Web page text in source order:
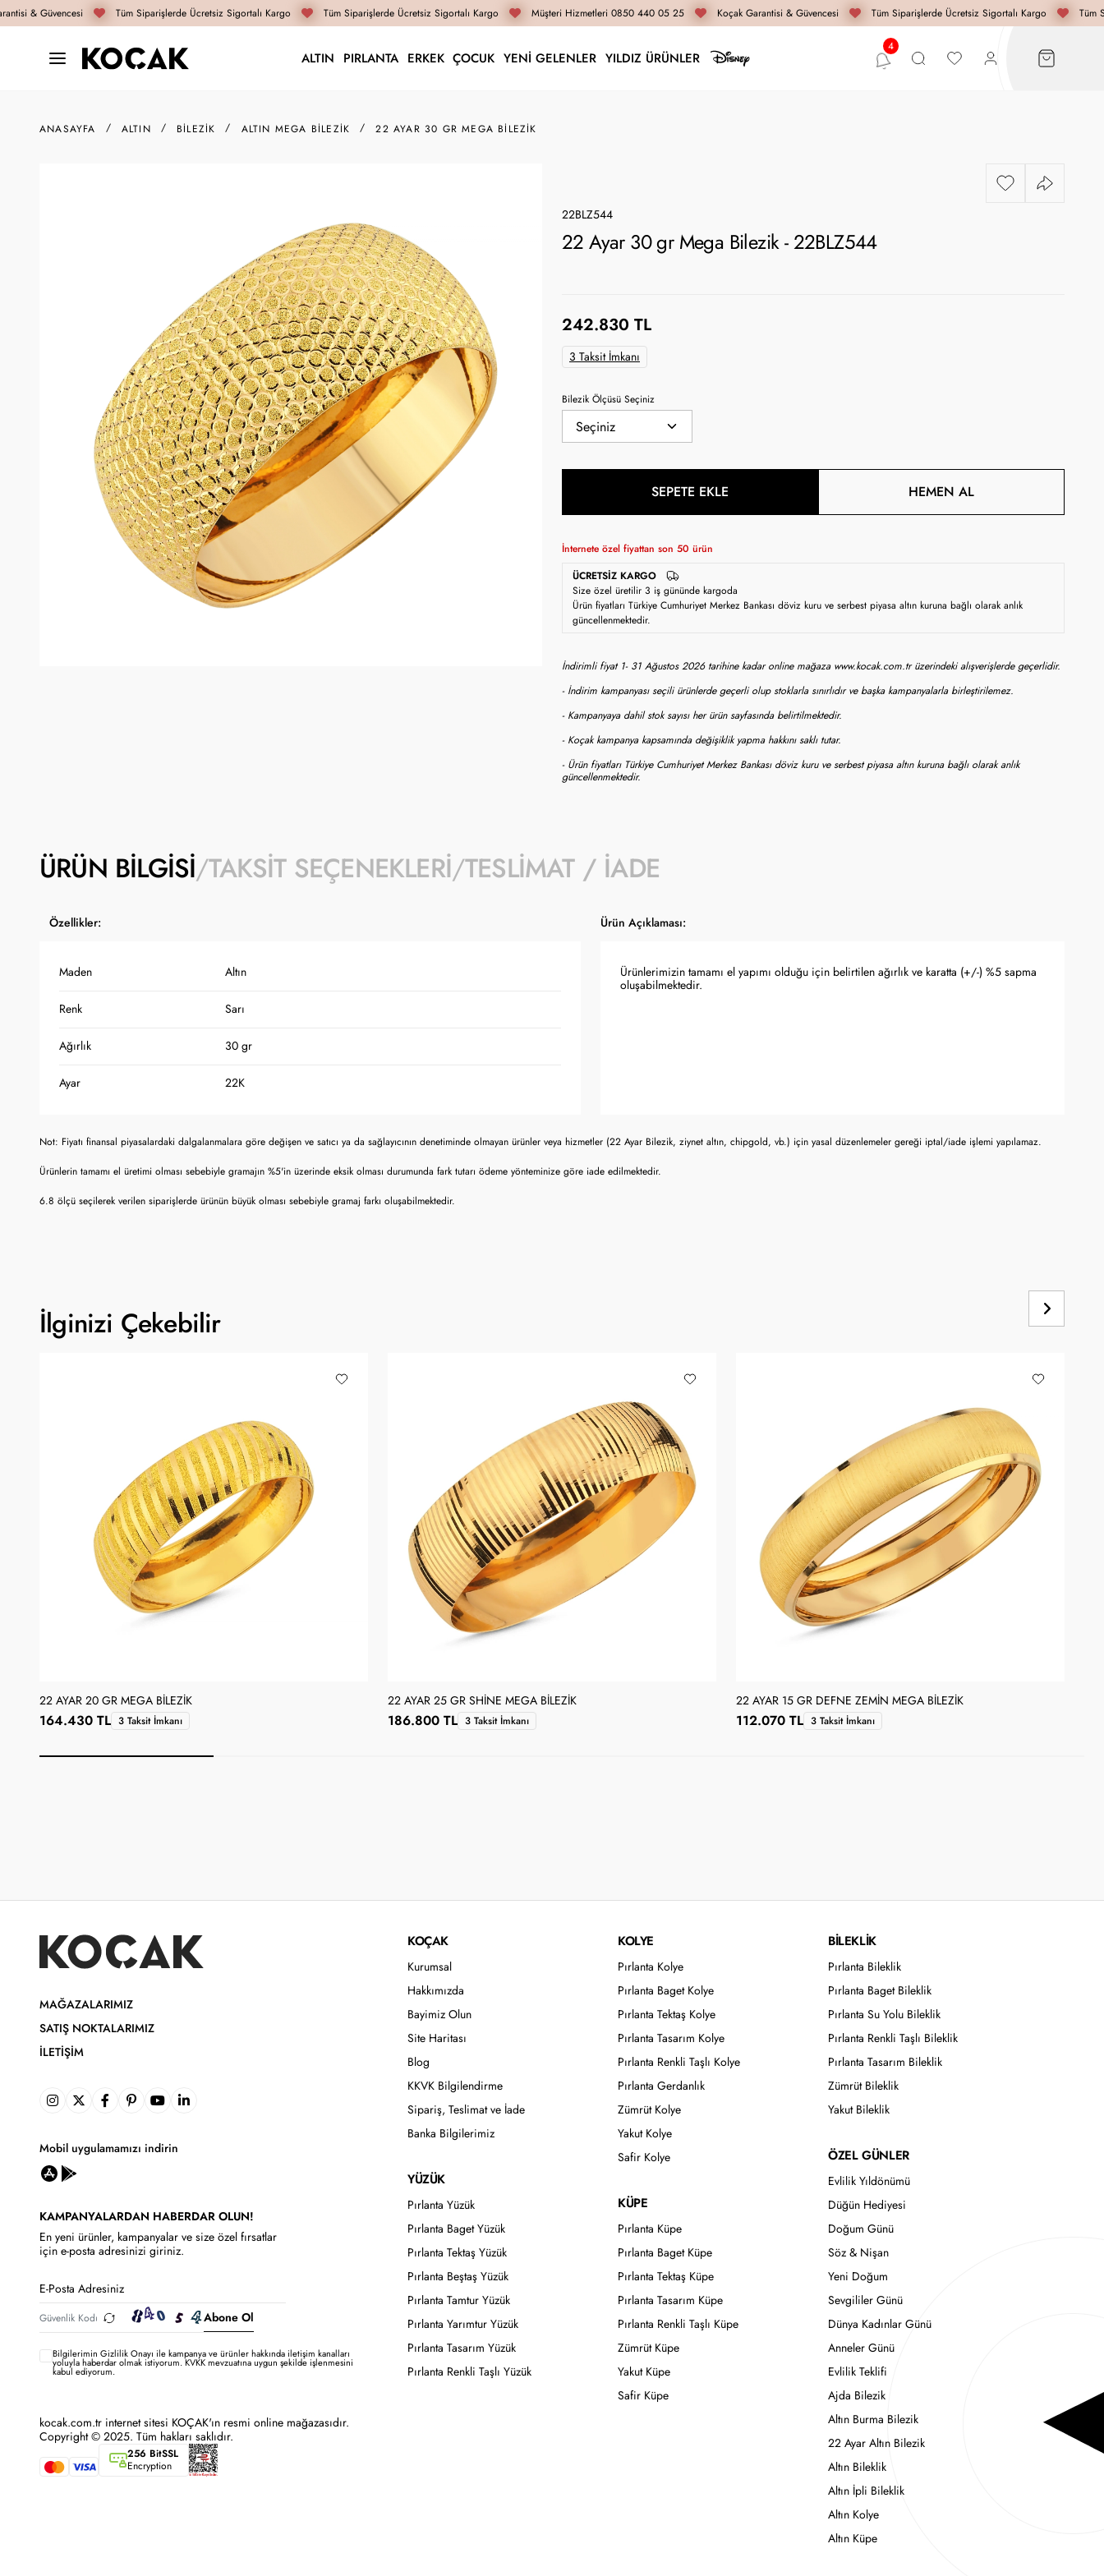
& Güvencesi Tüm Siparişlerde Ücretsiz Sigortalı Kargo Tüm Siparişlerde Ücretsiz Sigortalı Kargo Müşteri Hizmetleri 0850 440 05 25 Koçak Garantisi & Güvencesi Tüm Siparişlerde Ücretsiz Sigortalı Kargo Tüm
ALTIN PIRLANTA ERKEK ÇOCUK YENİ GELENLER YILDIZ ÜRÜNLER
ANASAYFA ALTIN BILEZIK ALTIN MEGA BILEZIK 22 AYAR 30 GR MEGA BILEZIK
22BLZ544
22 Ayar 30 gr Mega Bilezik - 22BLZ544
242.830 TL
3 Taksit İmkanı
Bilezik Ölçüsü Seçiniz
SEPETE EKLE HEMEN AL
İnternete özel fiyattan son 50 ürün
ÜCRETSIZ KARGO
Size özel üretilir 3 iş gününde kargoda
Ürün fiyatları Türkiye Cumhuriyet Merkez Bankası döviz kuru ve serbest piyasa altın kuruna bağlı olarak anlık
güncellenmektedir.
İndirimli fiyat 1- 31 Ağustos 2026 tarihine kadar online mağaza www.kocak.com.tr üzerindeki alışverişlerde geçerlidir.
- İndirim kampanyası seçili ürünlerde geçerli olup stoklarla sınırlıdır ve başka kampanyalarla birleştirilemez.
- Kampanyaya dahil stok sayısı her ürün sayfasında belirtilmektedir.
- Koçak kampanya kapsamında değişiklik yapma hakkını saklı tutar.
- Ürün fiyatları Türkiye Cumhuriyet Merkez Bankası döviz kuru ve serbest piyasa altın kuruna bağlı olarak anlık
güncellenmektedir.
ÜRÜN BILGISI TAKSIT SEÇENEKLERI TESLIMAT / İADE
Özellikler: Ürün Açıklaması:
Maden Altın
Renk Sarı
Ağırlık 30 gr
Ayar 22K
Ürünlerimizin tamamı el yapımı olduğu için belirtilen ağırlık ve karatta (+/-) %5 sapma
oluşabilmektedir.
Not: Fiyatı finansal piyasalardaki dalgalanmalara göre değişen ve satıcı ya da sağlayıcının denetiminde olmayan ürünler veya hizmetler (22 Ayar Bilezik, ziynet altın, chipgold, vb.) için yasal düzenlemeler gereği iptal/iade işlemi yapılamaz.
Ürünlerin tamamı el üretimi olması sebebiyle gramajın %5'in üzerinde eksik olması durumunda fark tutarı ödeme yönteminize göre iade edilmektedir.
6.8 ölçü seçilerek verilen siparişlerde ürünün büyük olması sebebiyle gramaj farkı oluşabilmektedir.
İlginizi Çekebilir
22 AYAR 20 GR MEGA BILEZIK
164.430 TL 3 Taksit İmkanı
22 AYAR 25 GR SHINE MEGA BILEZIK
186.800 TL 3 Taksit İmkanı
22 AYAR 15 GR DEFNE ZEMIN MEGA BILEZIK
112.070 TL 3 Taksit İmkanı
MAĞAZALARIMIZ
SATIŞ NOKTALARIMIZ
İLETIŞIM
Mobil uygulamamızı indirin
KAMPANYALARDAN HABERDAR OLUN!
En yeni ürünler, kampanyalar ve size özel fırsatlar
için e-posta adresinizi giriniz.
Abone Ol
Bilgilerimin Gizlilik Onayı ile kampanya ve ürünler hakkında iletişim kanalları
yoluyla haberdar olmak istiyorum.KVKK mevzuatına uygun şekilde işlenmesini
kabul ediyorum.
kocak.com.tr internet sitesi KOÇAK'ın resmi online mağazasıdır.
Copyright © 2025. Tüm hakları saklıdır.
256 BitSSL
Encryption
KOÇAK
Kurumsal
Hakkımızda
Bayimiz Olun
Site Haritası
Blog
KKVK Bilgilendirme
Sipariş, Teslimat ve İade
Banka Bilgilerimiz
YÜZÜK
Pırlanta Yüzük
Pırlanta Baget Yüzük
Pırlanta Tektaş Yüzük
Pırlanta Beştaş Yüzük
Pırlanta Tamtur Yüzük
Pırlanta Yarımtur Yüzük
Pırlanta Tasarım Yüzük
Pırlanta Renkli Taşlı Yüzük
KOLYE
Pırlanta Kolye
Pırlanta Baget Kolye
Pırlanta Tektaş Kolye
Pırlanta Tasarım Kolye
Pırlanta Renkli Taşlı Kolye
Pırlanta Gerdanlık
Zümrüt Kolye
Yakut Kolye
Safir Kolye
KÜPE
Pırlanta Küpe
Pırlanta Baget Küpe
Pırlanta Tektaş Küpe
Pırlanta Tasarım Küpe
Pırlanta Renkli Taşlı Küpe
Zümrüt Küpe
Yakut Küpe
Safir Küpe
BİLEKLİK
Pırlanta Bileklik
Pırlanta Baget Bileklik
Pırlanta Su Yolu Bileklik
Pırlanta Renkli Taşlı Bileklik
Pırlanta Tasarım Bileklik
Zümrüt Bileklik
Yakut Bileklik
ÖZEL GÜNLER
Evlilik Yıldönümü
Düğün Hediyesi
Doğum Günü
Söz & Nişan
Yeni Doğum
Sevgililer Günü
Dünya Kadınlar Günü
Anneler Günü
Evlilik Teklifi
Ajda Bilezik
Altın Burma Bilezik
22 Ayar Altın Bilezik
Altın Bileklik
Altın İpli Bileklik
Altın Kolye
Altın Küpe